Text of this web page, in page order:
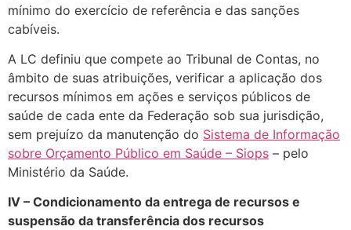
mínimo do exercício de referência e das sanções
cabíveis.
A LC definiu que compete ao Tribunal de Contas, no
âmbito de suas atribuições, verificar a aplicação dos
recursos mínimos em ações e serviços públicos de
saúde de cada ente da Federação sob sua jurisdição,
sem prejuízo da manutenção do Sistema de Informação
sobre Orçamento Público em Saúde – Siops – pelo
Ministério da Saúde.
IV – Condicionamento da entrega de recursos e
suspensão da transferência dos recursos